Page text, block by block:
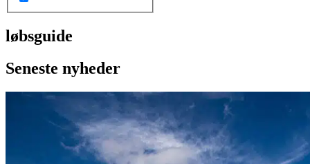
løbsguide
Seneste nyheder